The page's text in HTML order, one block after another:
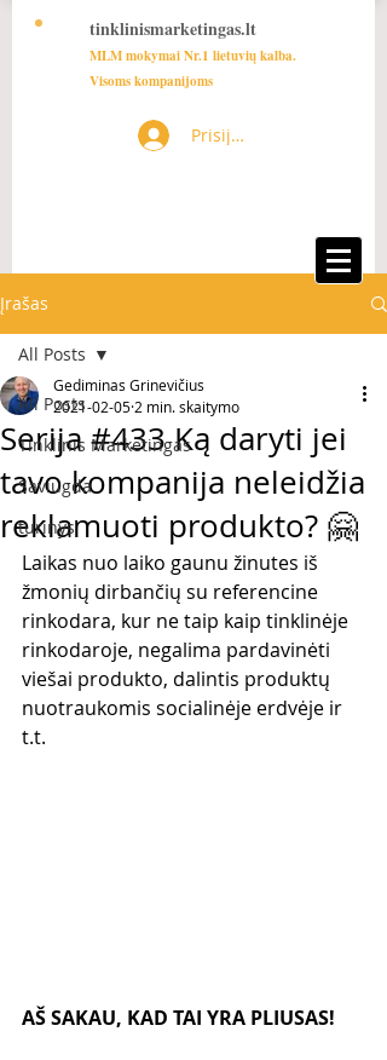
tinklinismarketingas.lt
MLM mokymai Nr.1 lietuvių kalba.
Visoms kompanijoms
Prisijungti
Įrašas
All Posts
Tinklinis Marketingas
Saviugda
turinys
All Posts
Serija #433 Ką daryti jei
tavo kompanija neleidžia
reklamuoti produkto? 🤗
Gediminas Grinevičius
2021-02-05 2 min. skaitymo
Laikas nuo laiko gaunu žinutes iš
žmonių dirbančių su referencine
rinkodara, kur ne taip kaip tinklinėje
rinkodaroje, negalima pardavinėti
viešai produkto, dalintis produktų
nuotraukomis socialinėje erdvėje ir
t.t.
AŠ SAKAU, KAD TAI YRA PLIUSAS!